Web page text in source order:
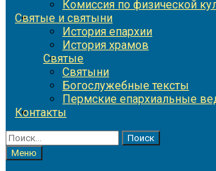
Комиссия по физической
Святые и святыни
История епархии
История храмов
Святые
Святыни
Богослужебные тексты
Пермские епархиальные
Контакты
Найти:
Меню